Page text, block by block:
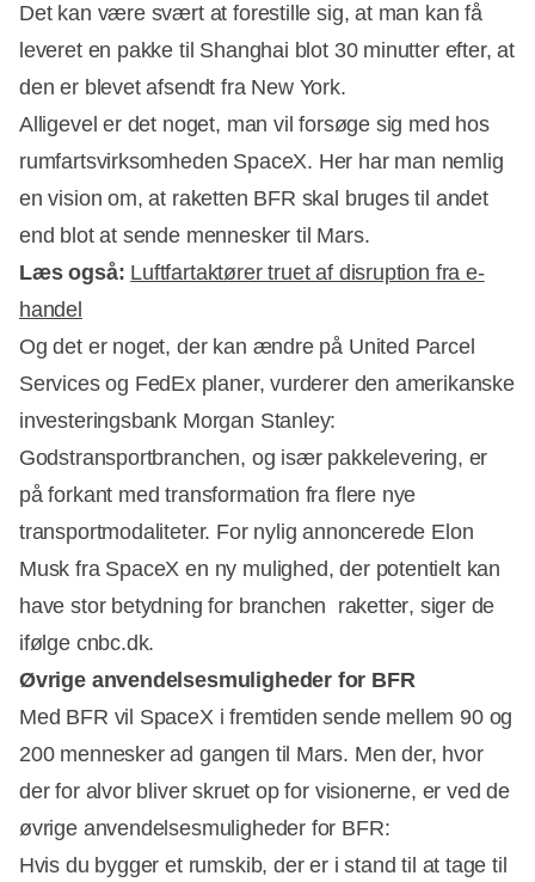
Det kan være svært at forestille sig, at man kan få
leveret en pakke til Shanghai blot 30 minutter efter, at
den er blevet afsendt fra New York.
Alligevel er det noget, man vil forsøge sig med hos
rumfartsvirksomheden SpaceX. Her har man nemlig
en vision om, at raketten BFR skal bruges til andet
end blot at sende mennesker til Mars.
Læs også: Luftfartaktører truet af disruption fra e-
handel
Og det er noget, der kan ændre på United Parcel
Services og FedEx planer, vurderer den amerikanske
investeringsbank Morgan Stanley:
Godstransportbranchen, og især pakkelevering, er
på forkant med transformation fra flere nye
transportmodaliteter. For nylig annoncerede Elon
Musk fra SpaceX en ny mulighed, der potentielt kan
have stor betydning for branchen  raketter, siger de
ifølge cnbc.dk.
Øvrige anvendelsesmuligheder for BFR
Med BFR vil SpaceX i fremtiden sende mellem 90 og
200 mennesker ad gangen til Mars. Men der, hvor
der for alvor bliver skruet op for visionerne, er ved de
øvrige anvendelsesmuligheder for BFR:
Hvis du bygger et rumskib, der er i stand til at tage til